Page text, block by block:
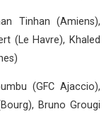
Tinhan (Amiens),
(Le Havre), Khaled
(GFC Ajaccio),
Bruno Grougi